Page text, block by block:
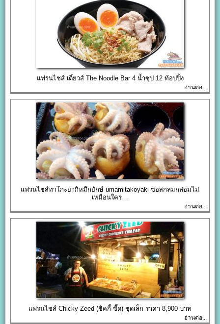
แฟรนไชส์ เตี๋ยวส์ The Noodle Bar 4 น้ำซุป 12 ท้อปปิ้ง
อ่านต่อ...
แฟรนไชส์ทาโกะยากิหมึกยักษ์ umamitakoyaki ซอสกลมกล่อมไม่
เหมือนใคร…
อ่านต่อ...
แฟรนไชส์ Chicky Zeed (ชิคกี้ ซี๊ด) ชุดเล็ก ราคา 8,900 บาท
อ่านต่อ...